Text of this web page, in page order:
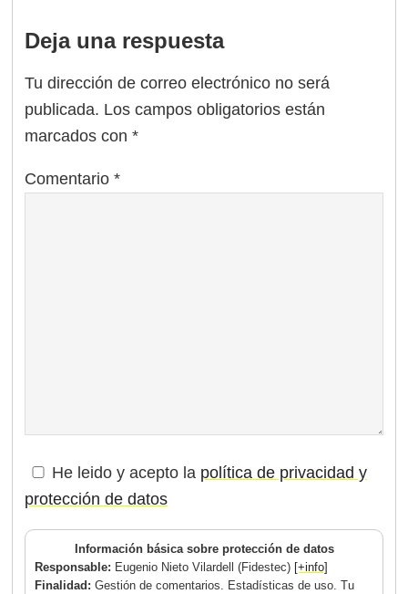
Deja una respuesta
Tu dirección de correo electrónico no será
publicada. Los campos obligatorios están
marcados con*
Comentario*
He leido y acepto la política de privacidad y
protección de datos
Información básica sobre protección de datos
Responsable: Eugenio Nieto Vilardell (Fidestec) [+info]
Finalidad:Gestión de comentarios. Estadísticas de uso. Tu